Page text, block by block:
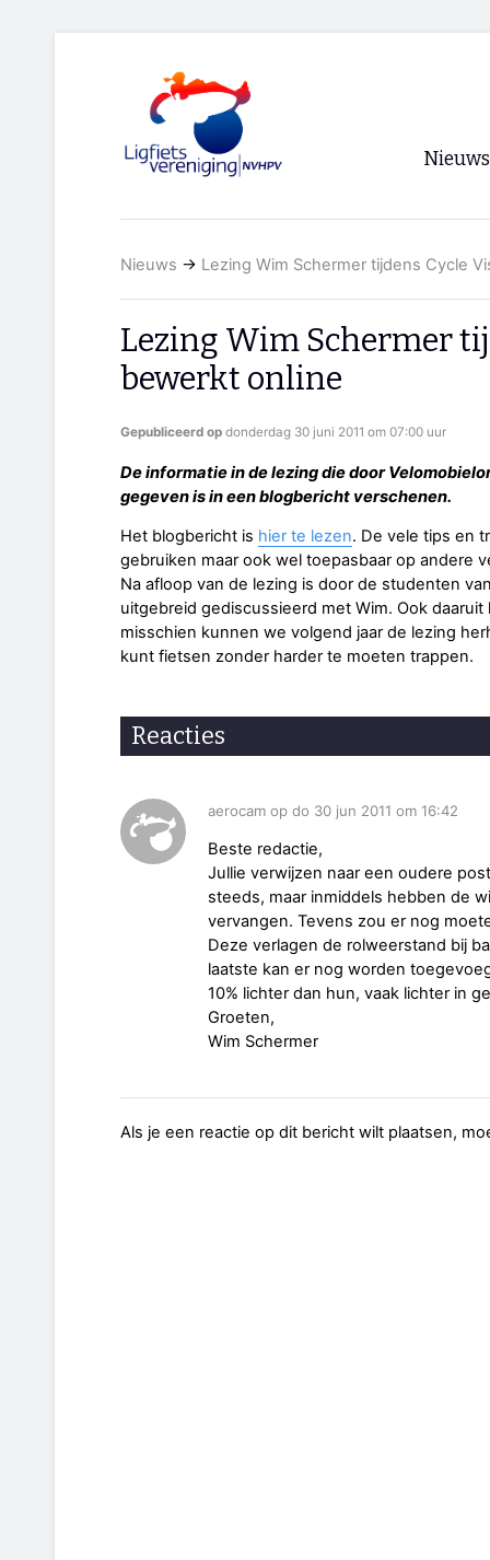
Nieuws
RSS
Nieuws → Lezing Wim Schermer tijdens Cycle
Lezing Wim Schermer
bewerkt online
Gepubliceerd op donderdag 30 juni 2011 om 07:00 uur
De informatie in de lezing die door
gegeven is in een blogbericht verschenen.
Het blogbericht is hier te lezen. De vele tips en
gebruiken maar ook wel toepasbaar op andere
Na afloop van de lezing is door de studenten
uitgebreid gediscussieerd met Wim. Ook
misschien kunnen we volgend jaar de lezing
kunt fietsen zonder harder te moeten trappen.
Reacties
aerocam op do 30 jun 2011 om 16:42
Beste redactie,
Jullie verwijzen naar een oudere
steeds, maar inmiddels hebben de
vervangen. Tevens zou er nog
Deze verlagen de rolweerstand bij
laatste kan er nog worden
10% lichter dan hun, vaak lichter in
Groeten,
Wim Schermer
Als je een reactie op dit bericht wilt plaatsen,